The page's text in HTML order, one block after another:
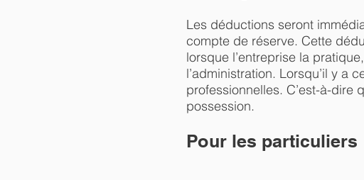
Les déductions seront
compte de réserve. Cette
lorsque l’entreprise la
l’administration. Lorsqu’il y a
professionnelles. C’est-à-dire
possession.
Pour les particuliers